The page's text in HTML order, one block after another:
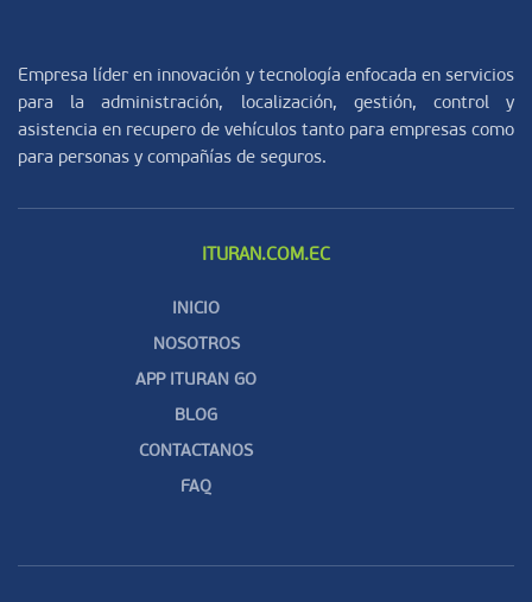
Empresa líder en innovación y tecnología enfocada en servicios
para la administración, localización, gestión, control y
asistencia en recupero de vehículos tanto para empresas como
para personas y compañías de seguros.
ITURAN.COM.EC
INICIO
NOSOTROS
APP ITURAN GO
BLOG
CONTACTANOS
FAQ